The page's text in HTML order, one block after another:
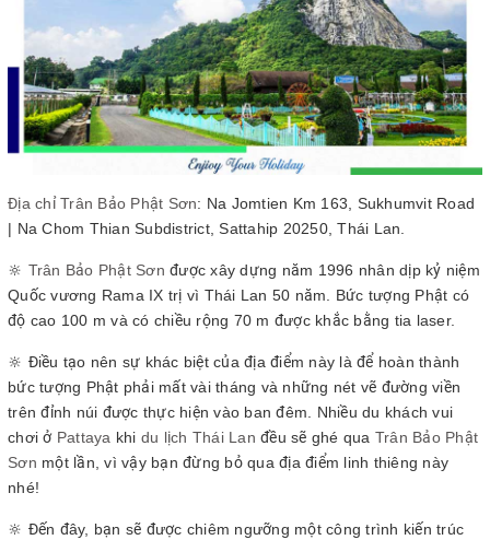
Địa chỉ Trân Bảo Phật Sơn: Na Jomtien Km 163, Sukhumvit Road
| Na Chom Thian Subdistrict, Sattahip 20250, Thái Lan.
🔆 Trân Bảo Phật Sơn được xây dựng năm 1996 nhân dịp kỷ niệm
Quốc vương Rama IX trị vì Thái Lan 50 năm. Bức tượng Phật có
độ cao 100 m và có chiều rộng 70 m được khắc bằng tia laser.
🔆 Điều tạo nên sự khác biệt của địa điểm này là để hoàn thành
bức tượng Phật phải mất vài tháng và những nét vẽ đường viền
trên đỉnh núi được thực hiện vào ban đêm. Nhiều du khách vui
chơi ở Pattaya khi du lịch Thái Lan đều sẽ ghé qua Trân Bảo Phật
Sơn một lần, vì vậy bạn đừng bỏ qua địa điểm linh thiêng này
nhé!
🔆 Đến đây, bạn sẽ được chiêm ngưỡng một công trình kiến trúc